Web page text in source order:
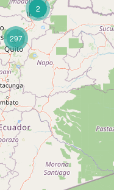
2
297